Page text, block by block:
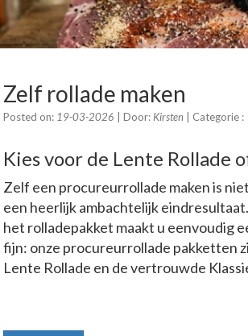
Zelf rollade maken
Posted on: 19-03-2026 | Door: Kirsten | Categorie :
Kies voor de Lente Rollade
Zelf een procureurrollade maken is
een heerlijk ambachtelijk
het rolladepakket maakt u eenvoudig
fijn: onze procureurrollade pakketten
Lente Rollade en de vertrouwde